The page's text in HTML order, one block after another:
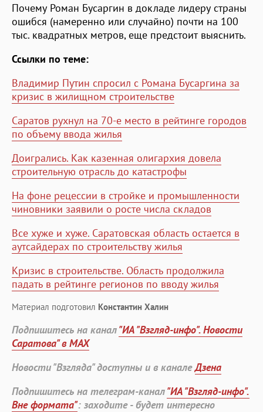
Почему Роман Бусаргин в докладе лидеру страны
ошибся (намеренно или случайно) почти на 100
тыс. квадратных метров, еще предстоит выяснить.
Ссылки по теме:
Владимир Путин спросил с Романа Бусаргина за
кризис в жилищном строительстве
Саратов рухнул на 70-е место в рейтинге городов
по объему ввода жилья
Доигрались. Как казенная олигархия довела
строительную отрасль до катастрофы
На фоне рецессии в стройке и промышленности
чиновники заявили о росте числа складов
Все хуже и хуже. Саратовская область остается в
аутсайдерах по строительству жилья
Кризис в строительстве. Область продолжила
падать в рейтинге регионов по вводу жилья
Материал подготовил Константин Халин
Подпишитесь на канал"ИА "Взгляд-инфо". Новости
Саратова" в MAX
Новости "Взгляда" доступны и в каналеДзена
Подпишитесь на телеграм-канал"ИА "Взгляд-инфо".
Вне формата": заходите - будет интересно